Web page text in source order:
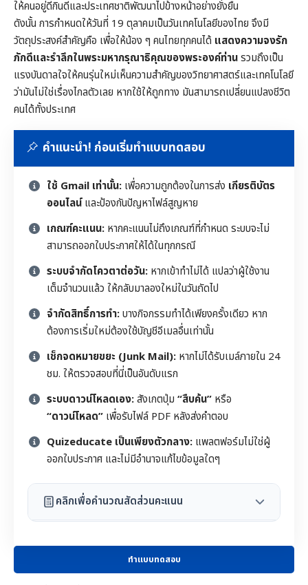
ให้คนอยู่ดีกินดีและประเทศชาติพัฒนาไปข้างหน้าอย่างยั่งยืน
ดังนั้น การกำหนดให้วันที่ 19 ตุลาคมเป็นวันเทคโนโลยีของไทย จึงมี
วัตถุประสงค์สำคัญคือ เพื่อให้น้อง ๆ คนไทยทุกคนได้ แสดงความจงรัก
ภักดีและรำลึกในพระมหากรุณาธิคุณของพระองค์ท่านรวมถึงเป็น
แรงบันดาลใจให้คนรุ่นใหม่เห็นความสำคัญของวิทยาศาสตร์และเทคโนโลยี
ว่ามันไม่ใช่เรื่องไกลตัวเลย หากใช้ให้ถูกทาง มันสามารถเปลี่ยนแปลงชีวิต
คนได้ทั้งประเทศ
คำแนะนำ! ก่อนเริ่มทำแบบทดสอบ
ใช้ Gmail เท่านั้น: เพื่อความถูกต้องในการส่ง เกียรติบัตร
ออนไลน์และป้องกันปัญหาไฟล์สูญหาย
เกณฑ์คะแนน: หากคะแนนไม่ถึงเกณฑ์ที่กำหนด ระบบจะไม่
สามารถออกใบประกาศให้ได้ในทุกกรณี
ระบบจำกัดโควตาต่อวัน: หากเข้าทำไม่ได้ แปลว่าผู้ใช้งาน
เต็มจำนวนแล้ว ให้กลับมาลองใหม่ในวันถัดไป
จำกัดสิทธิ์การทำ:บางกิจกรรมทำได้เพียงครั้งเดียว หาก
ต้องการเริ่มใหม่ต้องใช้บัญชีอีเมลอื่นเท่านั้น
เช็กจดหมายขยะ (Junk Mail): หากไม่ได้รับเมล์ภายใน 24
ชม. ให้ตรวจสอบที่นี่เป็นอันดับแรก
ระบบดาวน์โหลดเอง:สังเกตปุ่ม “สืบค้น” หรือ
“ดาวน์โหลด” เพื่อรับไฟล์ PDF หลังส่งคำตอบ
Quizeducate เป็นเพียงตัวกลาง: แพลตฟอร์มไม่ใช่ผู้
ออกใบประกาศ และไม่มีอำนาจแก้ไขข้อมูลใดๆ
คลิกเพื่อคำนวณสัดส่วนคะแนน
ทำแบบทดสอบ